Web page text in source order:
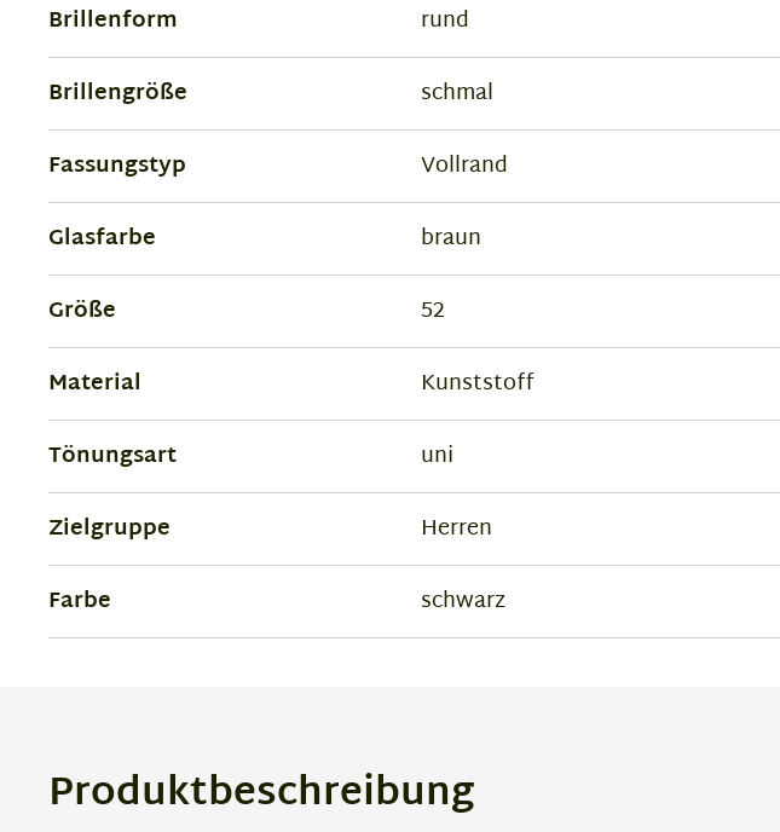
Brillenform
rund
Brillengröße
schmal
Fassungstyp
Vollrand
Glasfarbe
braun
Größe
52
Material
Kunststoff
Tönungsart
uni
Zielgruppe
Herren
Farbe
schwarz
Produktbeschreibung